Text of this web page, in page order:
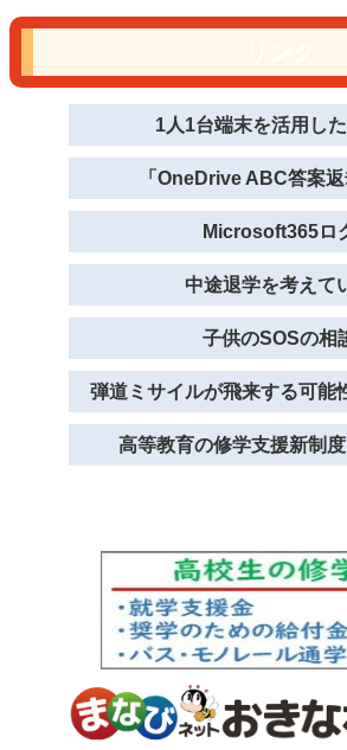
1人1台端末を活用し
「OneDrive ABC答案
Microsoft365ロ
中途退学を考えて
子供のSOSの相
弾道ミサイルが飛来する可能
高等教育の修学支援新制度